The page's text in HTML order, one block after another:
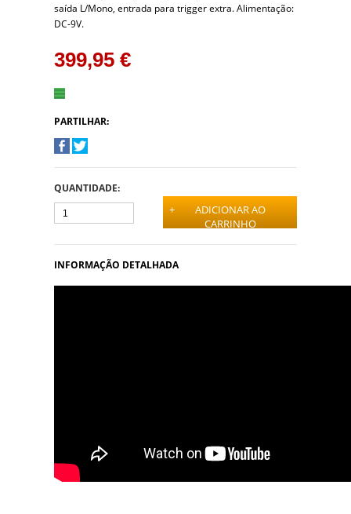
saída L/Mono, entrada para trigger extra. Alimentação:
DC-9V.
399,95 €
PARTILHAR:
QUANTIDADE:
+
ADICIONAR AO
CARRINHO
INFORMAÇÃO DETALHADA